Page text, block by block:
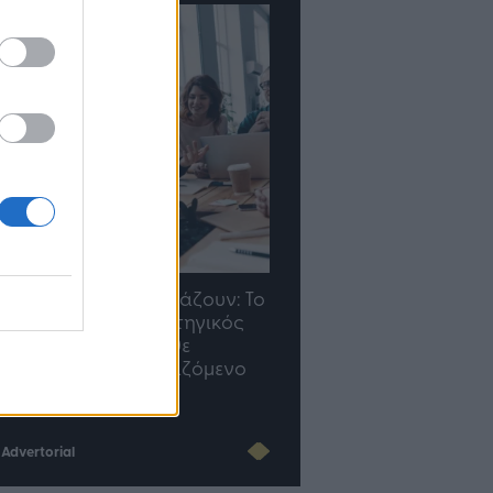
διαμορφώνεται το μέλλον
του Insurance στην εποχή
Advertorial